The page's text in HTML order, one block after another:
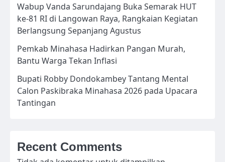
Wabup Vanda Sarundajang Buka Semarak HUT
ke-81 RI di Langowan Raya, Rangkaian Kegiatan
Berlangsung Sepanjang Agustus
Pemkab Minahasa Hadirkan Pangan Murah,
Bantu Warga Tekan Inflasi
Bupati Robby Dondokambey Tantang Mental
Calon Paskibraka Minahasa 2026 pada Upacara
Tantingan
Recent Comments